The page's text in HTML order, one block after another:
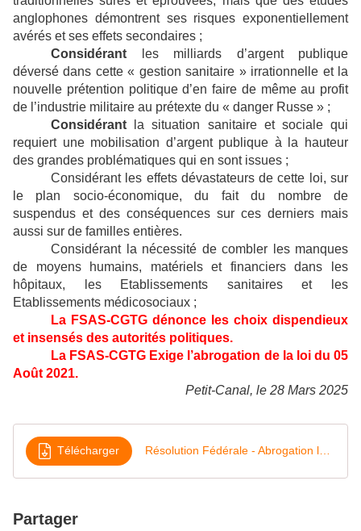
anglophones démontrent ses risques exponentiellement
avérés et ses effets secondaires ;
Considérant
les milliards d’argent publique
déversé dans cette « gestion sanitaire » irrationnelle et la
nouvelle prétention politique d’en faire de même au profit
de l’industrie militaire au prétexte du « danger Russe » ;
Considérant la situation sanitaire et sociale qui
requiert une mobilisation d’argent publique à la hauteur
des grandes problématiques qui en sont issues ;
Considérant les effets dévastateurs de cette loi, sur
le plan socio-économique, du fait du nombre de
suspendus et des conséquences sur ces derniers mais
aussi sur de familles entières.
Considérant la nécessité de combler les manques
de moyens humains, matériels et financiers dans les
hôpitaux, les Etablissements sanitaires et les
Etablissements médicosociaux ;
La FSAS-CGTG dénonce les choix dispendieux
et insensés des autorités politiques.
La FSAS-CGTG Exige l’abrogation de la loi du 05
Août 2021.
Petit-Canal, le 28 Mars 2025
Télécharger
Partager